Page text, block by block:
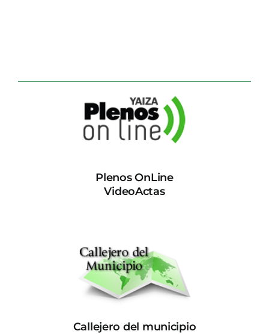
Plenos OnLine
VideoActas
Callejero del municipio